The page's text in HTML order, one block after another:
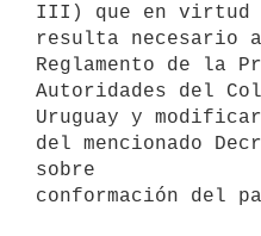
III) que en virtud
resulta necesario
Reglamento de la
Autoridades del
Uruguay y
del mencionado
sobre
conformación del